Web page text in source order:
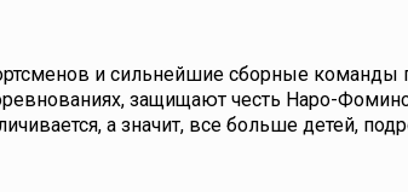
и сильнейшие сборные команды
защищают честь Наро-
а значит, все больше детей,